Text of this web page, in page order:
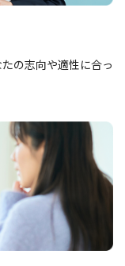
の志向や適性に合っ